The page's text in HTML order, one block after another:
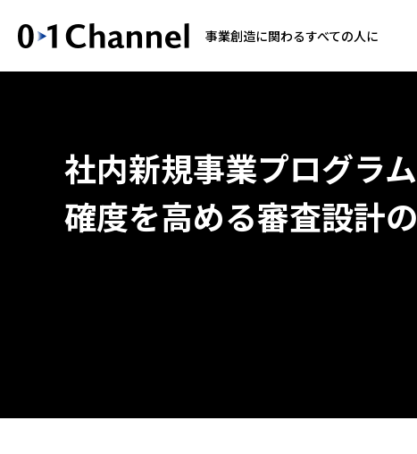
事業創造に関わるすべての人に
社内新規事業プログラ
確度を高める審査設計